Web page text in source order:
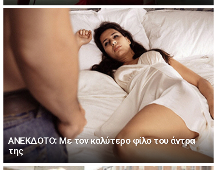
ΑΝΕΚΔΟΤΟ: Με τον καλύτερο φίλο του άντρα
της